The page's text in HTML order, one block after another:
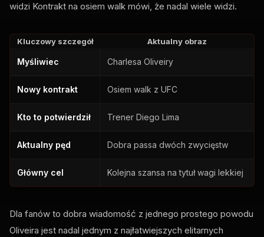
widzi Kontrakt na osiem walk mówi, że nadal wiele widzi.
Kluczowy szczegół Aktualny obraz
Myśliwiec Charlesa Oliveiry
Nowy kontrakt Osiem walk z UFC
Kto to potwierdził Trener Diego Lima
Aktualny pęd Dobra passa dwóch zwycięstw
Główny cel Kolejna szansa na tytuł wagi lekkiej
Dla fanów to dobra wiadomość z jednego prostego powodu
Oliveira jest nadal jednym z najłatwiejszych elitarnych